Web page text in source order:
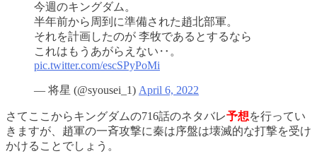
今週のキングダム。
半年前から周到に準備された趙北部軍。
それを計画したのが 李牧であるとするなら
これはもうあがらえない‥。
pic.twitter.com/escSPyPoMi
— 将星 (@syousei_1) April 6, 2022
さてここからキングダムの716話のネタバレ予想を行ってい
きますが、趙軍の一斉攻撃に秦は序盤は壊滅的な打撃を受け
かけることでしょう。